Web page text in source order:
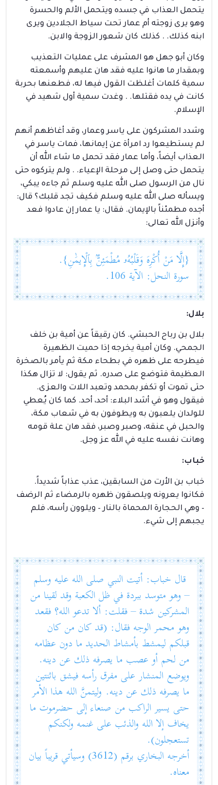
يتحمل العذاب في جسده ويتحمل الألم والحسرة
وهو يرى زوجته أم عمار تحت سياط الجلادين ويرى
ابنه كذلك. . كذلك كان شعور الزوجة والابن.
وكان أبو جهل هو المشرف على عمليات التعذيب
وبمقدار ما هانوا عليه فقد هان عليهم وأسمعته
سمية كلمات أغلظت القول فيها له، فطعنها بحربة
كانت في يده فقتلها. . وغدت سمية أول شهيد في
الإسلام.
وشدد المشركون على ياسر وعمار، وقد أغاظهم أنهم
لم يستطيعوا رد امرأة عن إيمانها، فمات ياسر في
العذاب أيضاً، وأما عمار فقد تحمل ما شاء الله أن
يتحمل حتى وصل إلى مرحلة الإعياء. . ولم يتركوه حتى
نال من الرسول صلى الله عليه وسلم ثم جاءه يبكي،
ويسأله صلى الله عليه وسلم فكيف تجد قلبك؟ قال:
أجده مطمئناً بالإيمان. فقال: يا عمار إن عادوا فعد
وأنزل الله تعالى:
{إِلَّا مَنْ أُكْرِهَ وَقَلْبُهُۥ مُطْمَئِنٌّۢ بِٱلْإِيمَٰنِ}.
سورة النحل: الآية 106.
بلال:
بلال بن رباح الحبشي. كان رقيقاً عن أمية بن خلف
الجمحي. وكان أمية يخرجه إذا حميت الظهيرة
فيطرحه على ظهره في بطحاء مكة ثم يأمر بالصخرة
العظيمة فتوضع على صدره. ثم يقول: لا تزال هكذا
حتى تموت أو تكفر بمحمد وتعبد اللات والعزى.
فيقول وهو في أشد البلاء: أحد، أحد. كما كان يُعطي
للولدان يلعبون به ويطوفون به في شعاب مكة،
والحبل في عنقه، وصبر وصبر، فقد هان علة قومه
وهانت نفسه عليه في الله عز وجل.
خباب:
خباب بن الأرت من السابقين، عذب عذاباً شديداً.
فكانوا يعرونه ويلصقون ظهره بالرمضاء ثم الرضف
– وهي الحجارة المحماة بالنار – ويلوون رأسه، فلم
يجبهم إلى شيء.
قال خباب: أتيت النبي صلى الله عليه وسلم
– وهو متوسد ببردة في ظل الكعبة وقد لقينا من
المشركين شدة – فقلت: ألا تدعو الله؟ فقعد
وهو محمر الوجه فقال: (قد كان من كان
قبلكم ليمشط بأمشاط الحديد ما دون عظامه
من لحم أو عصب ما يصرفه ذلك عن دينه.
ويوضع المنشار على مفرق رأسه فيشق باثنتين
ما يصرفه ذلك عن دينه. وليتمنَّ الله هذا الأمر
حتى يسير الراكب من صنعاء إلى حضرموت ما
يخاف إلا الله والذئب على غنمه ولكنكم
تستعجلون).
أخرجه البخاري برقم (3612) وسيأتي قريباً بيان
معناه.